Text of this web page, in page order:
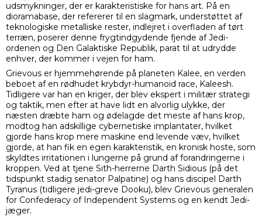
udsmykninger, der er karakteristiske for hans art. På en
dioramabase, der refererer til en slagmark, understøttet af
teknologiske metalliske rester, indlejret i overfladen af tørt
terræn, poserer denne frygtindgydende fjende af Jedi-
ordenen og Den Galaktiske Republik, parat til at udrydde
enhver, der kommer i vejen for ham.
Grievous er hjemmehørende på planeten Kalee, en verden
beboet af en rødhudet krybdyr-humanoid race, Kaleesh.
Tidligere var han en kriger, der blev ekspert i militær strategi
og taktik, men efter at have lidt en alvorlig ulykke, der
næsten dræbte ham og ødelagde det meste af hans krop,
modtog han adskillige cybernetiske implantater, hvilket
gjorde hans krop mere maskine end levende væv, hvilket
gjorde, at han fik en egen karakteristik, en kronisk hoste, som
skyldtes irritationen i lungerne på grund af forandringerne i
kroppen. Ved at tjene Sith-herrerne Darth Sidious (på det
tidspunkt stadig senator Palpatine) og hans discipel Darth
Tyranus (tidligere jedi-greve Dooku), blev Grievous generalen
for Confederacy of Independent Systems og en kendt Jedi-
jæger.